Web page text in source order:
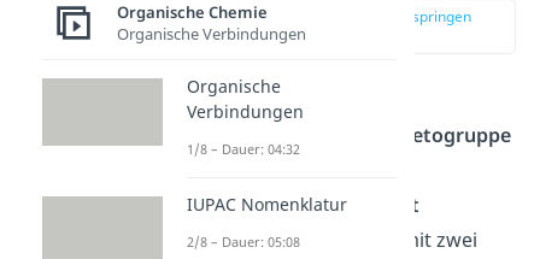
zur Stelle im Video springen
(00:16)
Ketone sind chemische
Ketogruppe
Carbonylgruppe, die
nicht
endständigist, sondern mit zwei
Organische Chemie
Organische Verbindungen
Organische
Verbindungen
1/8 – Dauer: 04:32
IUPAC Nomenklatur
2/8 – Dauer: 05:08